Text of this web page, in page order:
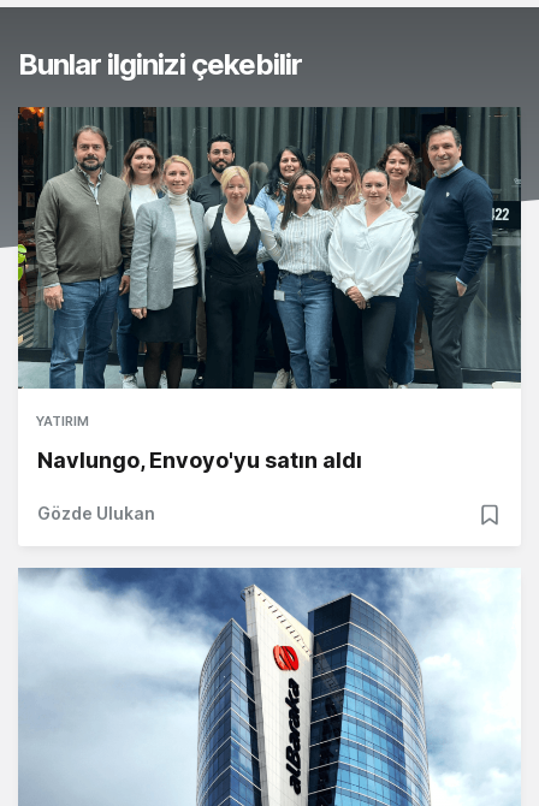
Bunlar ilginizi çekebilir
YATIRIM
Navlungo, Envoyo'yu satın aldı
Gözde Ulukan